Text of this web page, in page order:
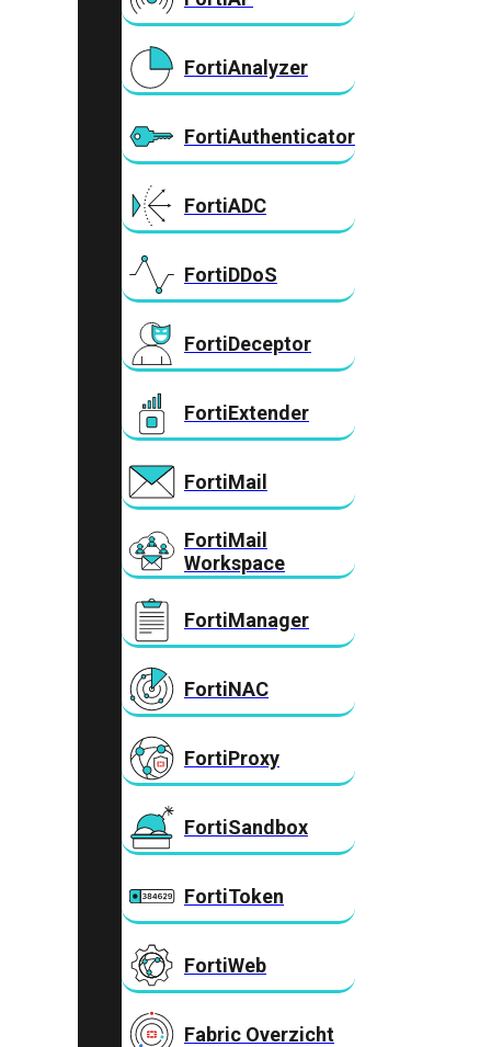
FortiAnalyzer
FortiAuthenticator
FortiADC
FortiDDoS
FortiDeceptor
FortiExtender
FortiMail
FortiMail
Workspace
FortiManager
FortiNAC
FortiProxy
FortiSandbox
FortiToken
FortiWeb
Fabric Overzicht